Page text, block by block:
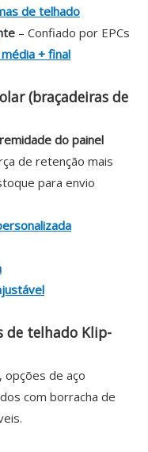
– Confiado por EPCs
de telhado
+ final
(braçadeiras de
do painel
de retenção mais
para envio
de telhado Klip-
opções de aço
com borracha de